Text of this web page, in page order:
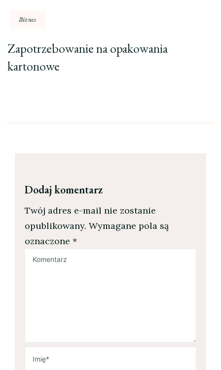
Biznes
Zapotrzebowanie na opakowania
kartonowe
Dodaj komentarz
Twój adres e-mail nie zostanie
opublikowany. Wymagane pola są
oznaczone *